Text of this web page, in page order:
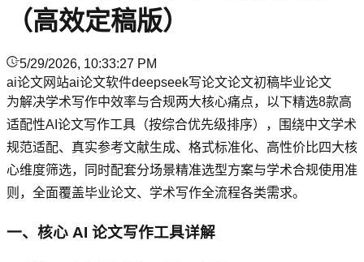
（高效定稿版）
5/29/2026, 10:33:27 PM
ai论文网站ai论文软件deepseek写论文论文初稿毕业论文
为解决学术写作中效率与合规两大核心痛点，以下精选8款高
适配性AI论文写作工具（按综合优先级排序），围绕中文学术
规范适配、真实参考文献生成、格式标准化、高性价比四大核
心维度筛选，同时配套分场景精准选型方案与学术合规使用准
则，全面覆盖毕业论文、学术写作全流程各类需求。
一、核心 AI 论文写作工具详解